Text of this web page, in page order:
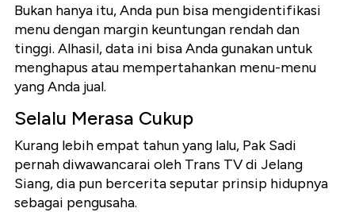
Bukan hanya itu, Anda pun bisa mengidentifikasi
menu dengan margin keuntungan rendah dan
tinggi. Alhasil, data ini bisa Anda gunakan untuk
menghapus atau mempertahankan menu-menu
yang Anda jual.
Selalu Merasa Cukup
Kurang lebih empat tahun yang lalu, Pak Sadi
pernah diwawancarai oleh Trans TV di Jelang
Siang, dia pun bercerita seputar prinsip hidupnya
sebagai pengusaha.